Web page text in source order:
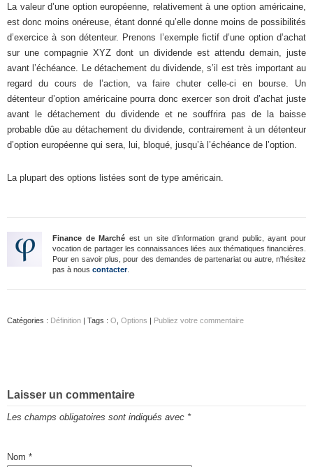
La valeur d’une option européenne, relativement à une option américaine,
est donc moins onéreuse, étant donné qu’elle donne moins de possibilités
d’exercice à son détenteur. Prenons l’exemple fictif d’une option d’achat
sur une compagnie XYZ dont un dividende est attendu demain, juste
avant l’échéance. Le détachement du dividende, s’il est très important au
regard du cours de l’action, va faire chuter celle-ci en bourse. Un
détenteur d’option américaine pourra donc exercer son droit d’achat juste
avant le détachement du dividende et ne souffrira pas de la baisse
probable dûe au détachement du dividende, contrairement à un détenteur
d’option européenne qui sera, lui, bloqué, jusqu’à l’échéance de l’option.
La plupart des options listées sont de type américain.
Finance de Marché est un site d’information grand public, ayant pour
vocation de partager les connaissances liées aux thématiques financières.
Pour en savoir plus, pour des demandes de partenariat ou autre, n'hésitez
pas à nous contacter.
Catégories : Définition | Tags : O Options | Publiez votre commentaire
Laisser un commentaire
Les champs obligatoires sont indiqués avec *
Nom *